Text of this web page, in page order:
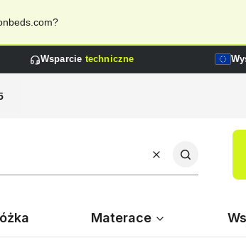
Wsparcie techniczne
WyczyśćSzukaj
Materace